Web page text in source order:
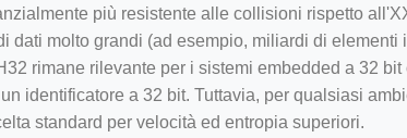
più resistente alle collisioni rispetto
dati molto grandi (ad esempio, miliardi di elementi
rimane rilevante per i sistemi embedded a 32
identificatore a 32 bit. Tuttavia, per qualsiasi
standard per velocità ed entropia superiori.